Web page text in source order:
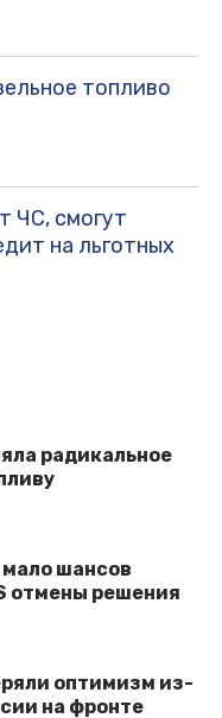
топливо
ЧС, смогут
на льготных
радикальное
шансов
отмены решения
оптимизм из-
на фронте